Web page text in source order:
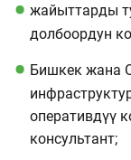
жайыттарды
долбоордун
Бишкек жана
оперативдүү
консультант;